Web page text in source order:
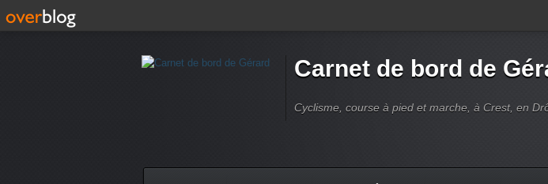
Carnet de bord de
Cyclisme, course à pied et marche, à Crest, en